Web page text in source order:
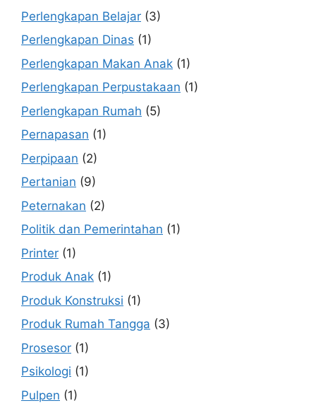
Perlengkapan Belajar (3)
Perlengkapan Dinas (1)
Perlengkapan Makan Anak (1)
Perlengkapan Perpustakaan (1)
Perlengkapan Rumah (5)
Pernapasan (1)
Perpipaan (2)
Pertanian (9)
Peternakan (2)
Politik dan Pemerintahan (1)
Printer (1)
Produk Anak (1)
Produk Konstruksi (1)
Produk Rumah Tangga (3)
Prosesor (1)
Psikologi (1)
Pulpen (1)